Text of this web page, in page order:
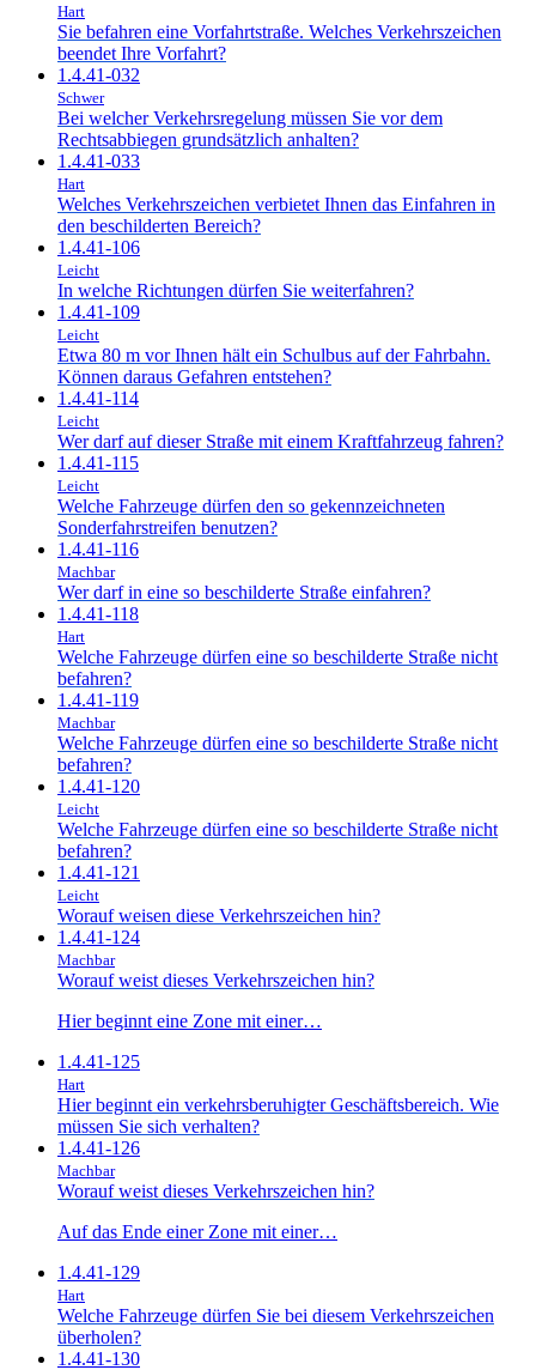
Hart
Sie befahren eine Vorfahrtstraße. Welches Verkehrszeichen
beendet Ihre Vorfahrt?
1.4.41-032
Schwer
Bei welcher Verkehrsregelung müssen Sie vor dem
Rechtsabbiegen grundsätzlich anhalten?
1.4.41-033
Hart
Welches Verkehrszeichen verbietet Ihnen das Einfahren in
den beschilderten Bereich?
1.4.41-106
Leicht
In welche Richtungen dürfen Sie weiterfahren?
1.4.41-109
Leicht
Etwa 80 m vor Ihnen hält ein Schulbus auf der Fahrbahn.
Können daraus Gefahren entstehen?
1.4.41-114
Leicht
Wer darf auf dieser Straße mit einem Kraftfahrzeug fahren?
1.4.41-115
Leicht
Welche Fahrzeuge dürfen den so gekennzeichneten
Sonderfahrstreifen benutzen?
1.4.41-116
Machbar
Wer darf in eine so beschilderte Straße einfahren?
1.4.41-118
Hart
Welche Fahrzeuge dürfen eine so beschilderte Straße nicht
befahren?
1.4.41-119
Machbar
Welche Fahrzeuge dürfen eine so beschilderte Straße nicht
befahren?
1.4.41-120
Leicht
Welche Fahrzeuge dürfen eine so beschilderte Straße nicht
befahren?
1.4.41-121
Leicht
Worauf weisen diese Verkehrszeichen hin?
1.4.41-124
Machbar
Worauf weist dieses Verkehrszeichen hin?
Hier beginnt eine Zone mit einer…
1.4.41-125
Hart
Hier beginnt ein verkehrsberuhigter Geschäftsbereich. Wie
müssen Sie sich verhalten?
1.4.41-126
Machbar
Worauf weist dieses Verkehrszeichen hin?
Auf das Ende einer Zone mit einer…
1.4.41-129
Hart
Welche Fahrzeuge dürfen Sie bei diesem Verkehrszeichen
überholen?
1.4.41-130